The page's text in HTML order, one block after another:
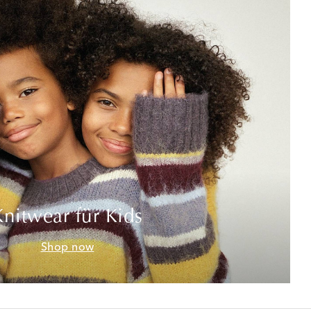
für Kids
Shop now